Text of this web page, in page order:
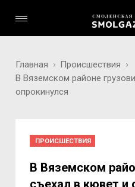
Главная
Происшествия
В Вяземском районе
опрокинулся
ПРОИСШЕСТВИЯ
В Вяземском
съехал в кювет и